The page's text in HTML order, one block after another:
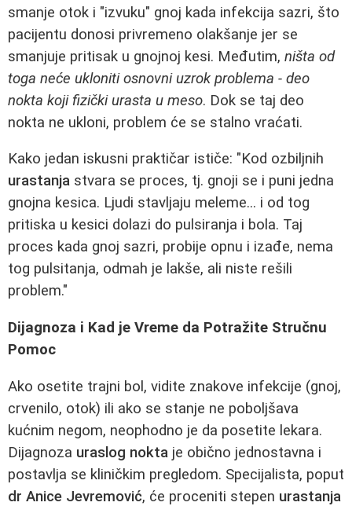
smanje otok i "izvuku" gnoj kada infekcija sazri, što
pacijentu donosi privremeno olakšanje jer se
smanjuje pritisak u gnojnoj kesi. Međutim, ništa od
toga neće ukloniti osnovni uzrok problema - deo
nokta koji fizički urasta u meso. Dok se taj deo
nokta ne ukloni, problem će se stalno vraćati.
Kako jedan iskusni praktičar ističe: "Kod ozbiljnih
urastanja stvara se proces, tj. gnoji se i puni jedna
gnojna kesica. Ljudi stavljaju meleme... i od tog
pritiska u kesici dolazi do pulsiranja i bola. Taj
proces kada gnoj sazri, probije opnu i izađe, nema
tog pulsitanja, odmah je lakše, ali niste rešili
problem."
Dijagnoza i Kad je Vreme da Potražite Stručnu
Pomoc
Ako osetite trajni bol, vidite znakove infekcije (gnoj,
crvenilo, otok) ili ako se stanje ne poboljšava
kućnim negom, neophodno je da posetite lekara.
Dijagnoza uraslog nokta je obično jednostavna i
postavlja se kliničkim pregledom. Specijalista, poput
dr Anice Jevremović, će proceniti stepen urastanja